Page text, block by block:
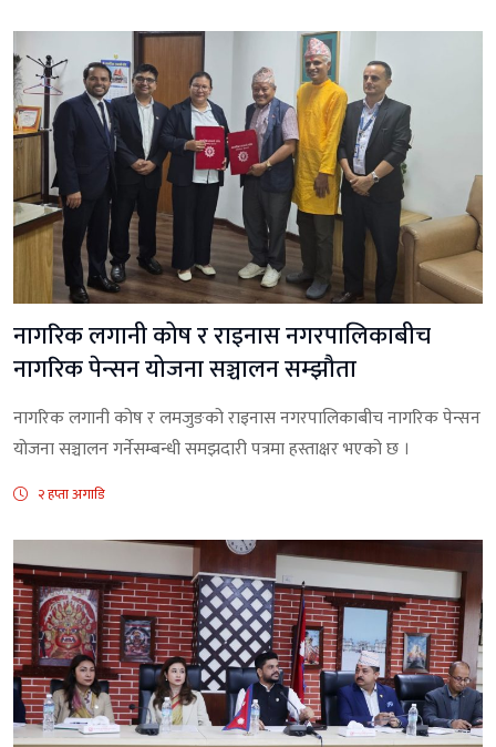
नागरिक लगानी कोष र राइनास नगरपालिकाबीच
नागरिक पेन्सन योजना सञ्चालन सम्झौता
नागरिक लगानी कोष र लमजुङको राइनास नगरपालिकाबीच नागरिक पेन्सन
योजना सञ्चालन गर्नेसम्बन्धी समझदारी पत्रमा हस्ताक्षर भएको छ ।
२ हप्ता अगाडि